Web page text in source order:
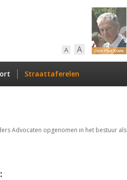
A A
Straattaferelen
Advocaten opgenomen in het bestuur als